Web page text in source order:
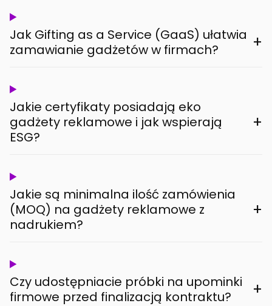
Jak Gifting as a Service (GaaS) ułatwia
zamawianie gadżetów w firmach?
+
Jakie certyfikaty posiadają eko
gadżety reklamowe i jak wspierają
ESG?
+
Jakie są minimalna ilość zamówienia
(MOQ) na gadżety reklamowe z
nadrukiem?
+
Czy udostępniacie próbki na upominki
firmowe przed finalizacją kontraktu?
+